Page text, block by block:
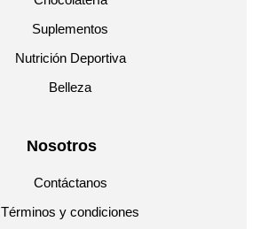
Suplementos
Nutrición Deportiva
Belleza
Nosotros
Contáctanos
Términos y condiciones